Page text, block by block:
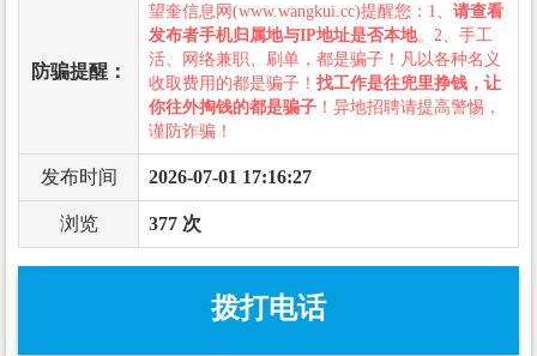
防骗提醒：
望奎信息网(www.wangkui.cc)提醒您：1、 请查看
发布者手机归属地与IP地址是否本地。2、手工
活、网络兼职、刷单，都是骗子！凡以各种名义
收取费用的都是骗子！ 找工作是往兜里挣钱，让
你往外掏钱的都是骗子 ！异地招聘请提高警惕，
谨防诈骗！
发布时间 2026-07-01 17:16:27
浏览 377 次
拨打电话